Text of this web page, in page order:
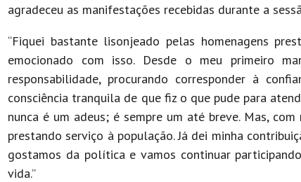
agradeceu as manifestações recebidas durante a
“Fiquei bastante lisonjeado pelas homenagens
emocionado com isso. Desde o meu primeiro
responsabilidade, procurando corresponder à
consciência tranquila de que fiz o que pude para
nunca é um adeus; é sempre um até breve. Mas,
prestando serviço à população. Já dei minha
gostamos da política e vamos continuar
vida.”